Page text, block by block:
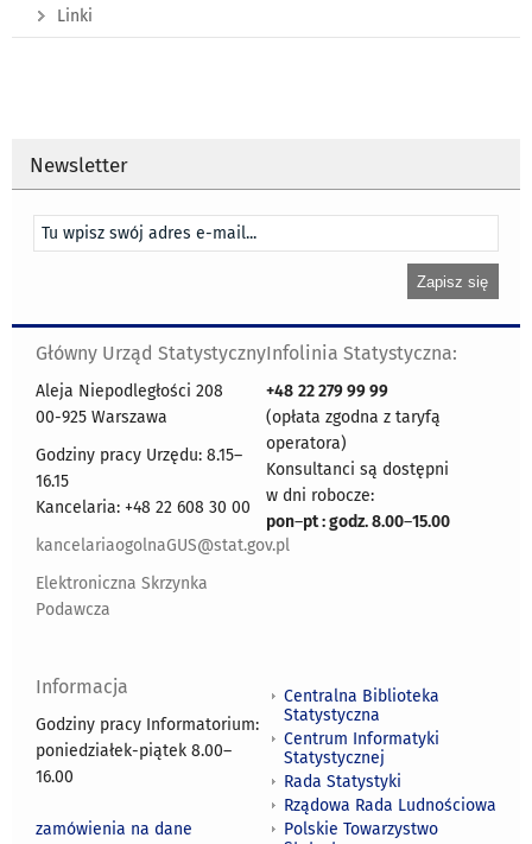
Linki
Newsletter
Główny Urząd Statystyczny
Aleja Niepodległości 208
00-925 Warszawa
Godziny pracy Urzędu: 8.15–
16.15
Kancelaria: +48 22 608 30 00
kancelariaogolnaGUS@stat.gov.pl
Elektroniczna Skrzynka
Podawcza
Infolinia Statystyczna:
+48 22 279 99 99
(opłata zgodna z taryfą
operatora)
Konsultanci są dostępni
w dni robocze:
pon–pt : godz. 8.00–15.00
Informacja
Godziny pracy Informatorium:
poniedziałek-piątek 8.00–
16.00
zamówienia na dane
Centralna Biblioteka
Statystyczna
Centrum Informatyki
Statystycznej
Rada Statystyki
Rządowa Rada Ludnościowa
Polskie Towarzystwo